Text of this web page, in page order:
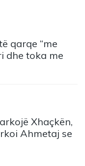
qarqe “me
dhe toka me
Xhaçkën,
Ahmetaj se